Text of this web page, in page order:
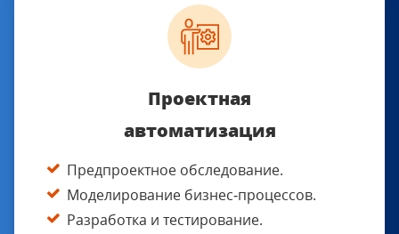
Проектная
автоматизация
Предпроектное обследование.
Моделирование бизнес‑процессов.
Разработка и тестирование.